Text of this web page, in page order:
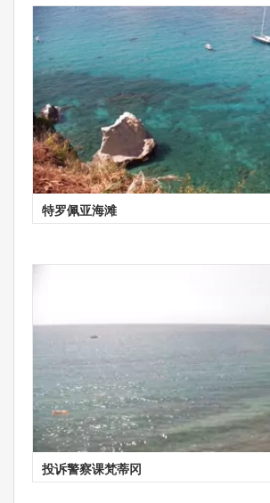
特罗佩亚海滩
投诉警察课梵蒂冈